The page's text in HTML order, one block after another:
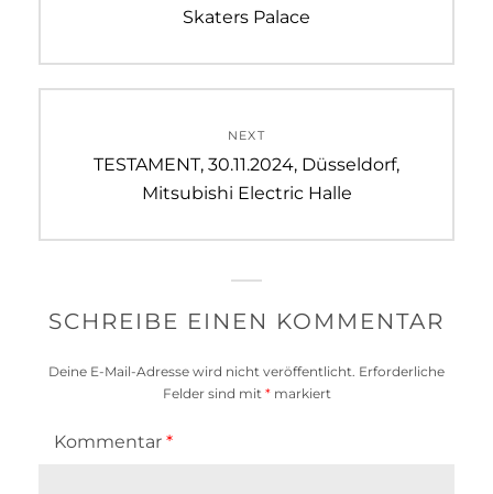
Skaters Palace
NEXT
Next
TESTAMENT, 30.11.2024, Düsseldorf,
Mitsubishi Electric Halle
SCHREIBE EINEN KOMMENTAR
Deine E-Mail-Adresse wird nicht veröffentlicht. Erforderliche
Felder sind mit *markiert
Kommentar *